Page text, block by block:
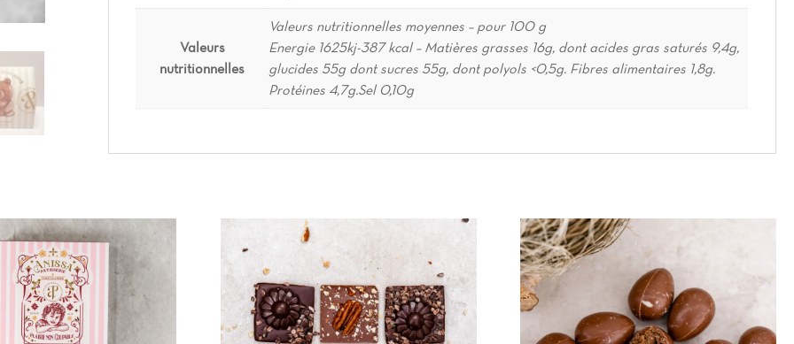
Valeurs
nutritionnelles
Valeurs nutritionnelles moyennes – pour 100 g
Energie 1625kj-387 kcal – Matières grasses 16g, dont acides gras saturés 9,4g,
glucides 55g dont sucres 55g, dont polyols <0,5g. Fibres alimentaires 1,8g.
Protéines 4,7g.Sel 0,10g